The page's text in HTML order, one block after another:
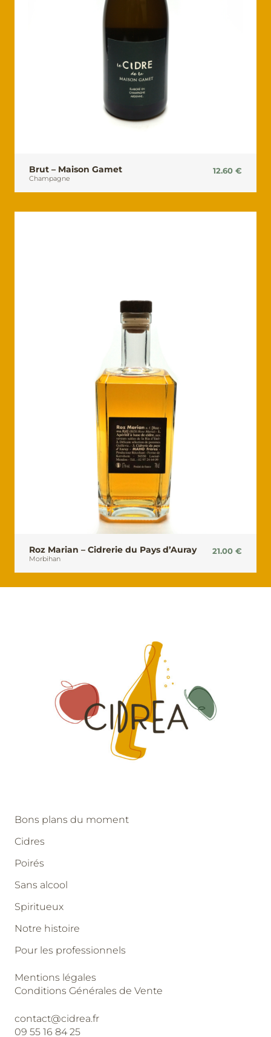
Brut – Maison Gamet
Champagne
12.60 €
Roz Marian – Cidrerie du Pays d’Auray
Morbihan
21.00 €
Bons plans du moment
Cidres
Poirés
Sans alcool
Spiritueux
Notre histoire
Pour les professionnels
Mentions légales
Conditions Générales de Vente
contact@cidrea.fr
09 55 16 84 25